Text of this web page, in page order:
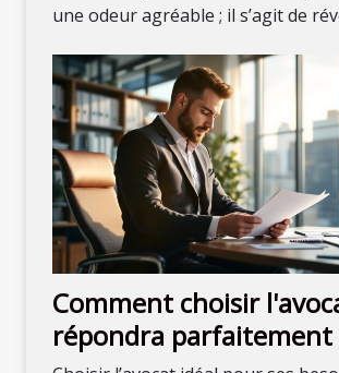
une odeur agréable ; il s’agit de
Comment choisir
répondra parfaitement